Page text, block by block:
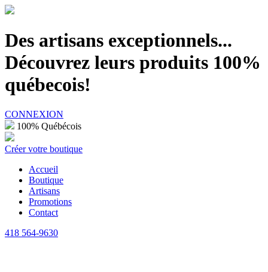
Des artisans exceptionnels...
Découvrez leurs produits 100%
québecois!
CONNEXION
100% Québécois
Créer votre boutique
Accueil
Boutique
Artisans
Promotions
Contact
418 564-9630